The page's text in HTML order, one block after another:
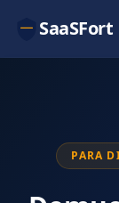
SaaSFort
PARA